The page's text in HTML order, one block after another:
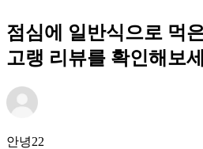
점심에 일반식으로 먹
고랭 리뷰를 확인해보
안녕22